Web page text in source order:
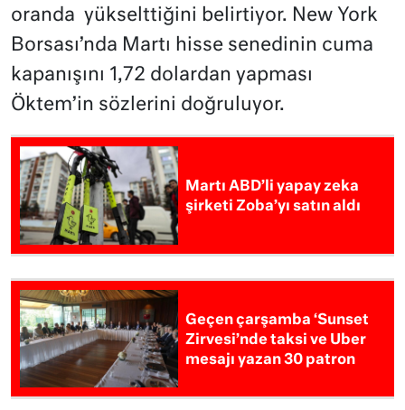
oranda yükselttiğini belirtiyor. New York
Borsası’nda Martı hisse senedinin cuma
kapanışını 1,72 dolardan yapması
Öktem’in sözlerini doğruluyor.
Martı ABD’li yapay zeka
şirketi Zoba’yı satın aldı
Geçen çarşamba ‘Sunset
Zirvesi’nde taksi ve Uber
mesajı yazan 30 patron